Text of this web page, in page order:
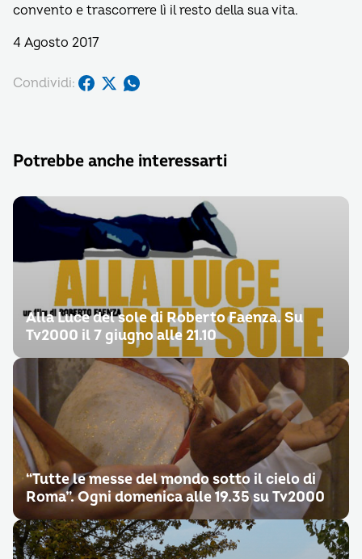
convento e trascorrere lì il resto della sua vita.
4 Agosto 2017
Condividi:
Potrebbe anche interessarti
Alla Luce del sole di Roberto Faenza. Su
Tv2000 il 7 giugno alle 21.10
“Tutte le messe del mondo sotto il cielo di
Roma”. Ogni domenica alle 19.35 su Tv2000